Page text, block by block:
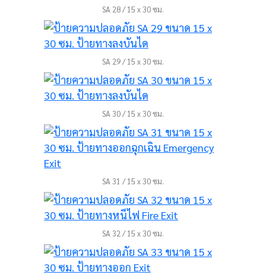
SA 28 / 15 x 30 ซม.
SA 29 / 15 x 30 ซม.
SA 30 / 15 x 30 ซม.
SA 31 / 15 x 30 ซม.
SA 32 / 15 x 30 ซม.